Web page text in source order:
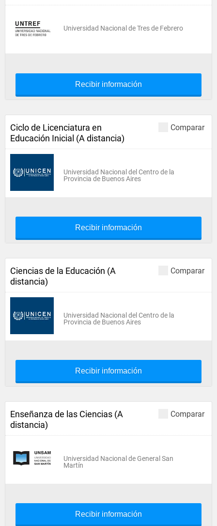
Universidad Nacional de Tres de Febrero
Recibir información
Comparar
Ciclo de Licenciatura en
Educación Inicial (A distancia)
Universidad Nacional del Centro de la
Provincia de Buenos Aires
Recibir información
Comparar
Ciencias de la Educación (A
distancia)
Universidad Nacional del Centro de la
Provincia de Buenos Aires
Recibir información
Comparar
Enseñanza de las Ciencias (A
distancia)
Universidad Nacional de General San
Martín
Recibir información